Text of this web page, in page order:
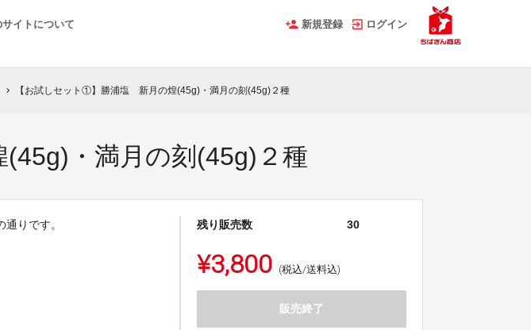
サイトについて 新規登録 ログイン
chevron_right 【お試しセット①】勝浦塩 新月の煌(45g)・満月の刻(45g)２種
・満月の刻(45g)２種
りです。 残り販売数 30
¥3,800 (税込/送料込)
販売終了